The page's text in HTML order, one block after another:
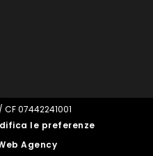
07442241001
le preferenze
Agency